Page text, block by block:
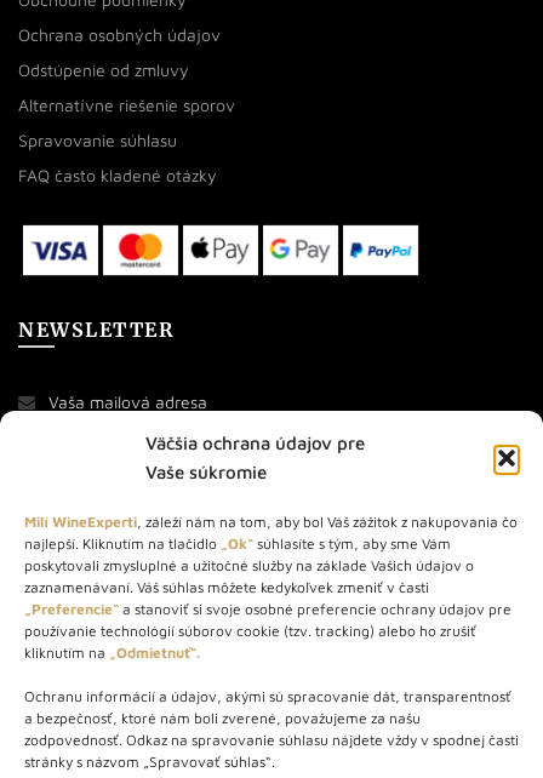
Väčšia ochrana údajov pre
Vaše súkromie
Milí WineExperti, záleží nám na tom, aby bol Váš zážitok z nakupovania čo
najlepší. Kliknutím na tlačidlo „Ok“ súhlasíte s tým, aby sme Vám
poskytovali zmysluplné a užitočné služby na základe Vašich údajov o
zaznamenávaní. Váš súhlas môžete kedykoľvek zmeniť v časti
„Preferencie“ a stanoviť si svoje osobné preferencie ochrany údajov pre
používanie technológií súborov cookie (tzv. tracking) alebo ho zrušiť
kliknutím na „Odmietnuť“.
Ochranu informácií a údajov, akými sú spracovanie dát, transparentnosť
a bezpečnosť, ktoré nám boli zverené, považujeme za našu
zodpovednosť. Odkaz na spravovanie súhlasu nájdete vždy v spodnej časti
stránky s názvom „Spravovať súhlas“.
Ochrana osobných údajov
Odstúpenie od zmluvy
Alternatívne riešenie sporov
Spravovanie súhlasu
FAQ často kladené otázky
NEWSLETTER
O NÁS
STORE – obchod s vínom a destilátmi od roku 2010. Na našej
webovej stránke predávame viac ako 1000+ značkových
produktov.
Info tel.: +421 917 779 888
Vínotéka: +421 917 888 879